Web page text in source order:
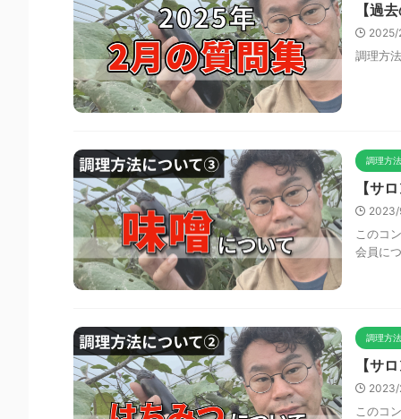
【過
2025/
調理方
調理方
【サ
2023/
このコ
会員に
調理方
【サ
2023/
このコ